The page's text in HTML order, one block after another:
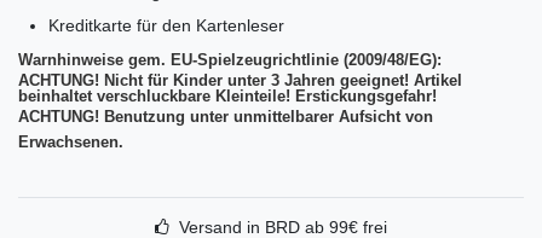
Kreditkarte für den Kartenleser
Warnhinweise gem. EU-Spielzeugrichtlinie (2009/48/EG):
ACHTUNG! Nicht für Kinder unter 3 Jahren geeignet! Artikel
beinhaltet verschluckbare Kleinteile! Erstickungsgefahr!
ACHTUNG! Benutzung unter unmittelbarer Aufsicht von
Erwachsenen.
Versand in BRD ab 99€ frei